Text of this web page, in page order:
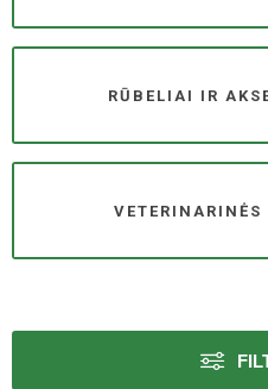
RŪBELIAI IR
VETERINARINĖS